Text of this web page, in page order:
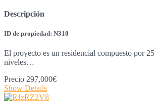
Descripción
ID de propiedad: N310
El proyecto es un residencial compuesto por
niveles…
Precio 297,000€
Show Details